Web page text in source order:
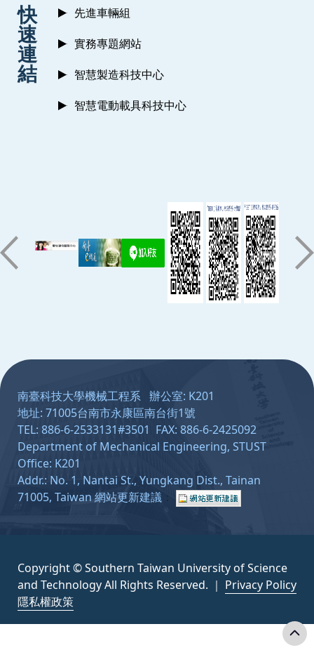
快
速
連
結
先進車輛組
實務專題網站
智慧製造科技中心
智慧電動載具科技中心
南臺科技大學機械工程系 辦公室: K201
地址: 71005台南市永康區南台街1號
TEL: 886-6-2533131#3501 FAX: 886-6-2425092
Department of Mechanical Engineering, STUST
Office: K201
Addr.: No. 1, Nantai St., Yungkang Dist., Tainan
71005, Taiwan 網站更新建議 ：
Copyright © Southern Taiwan University of Science
and Technology All Rights Reserved. ｜ Privacy Policy
隱私權政策